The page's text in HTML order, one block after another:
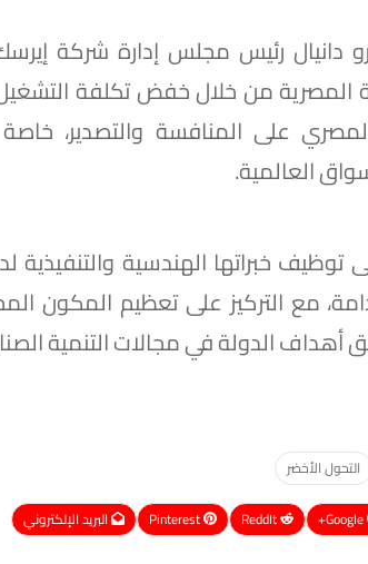
دانيال رئيس مجلس إدارة شركة
المصرية من خلال خفض تكلفة
على المنافسة والتصدير،
العالمية.
خبراتها الهندسية والتنفيذية
مع التركيز على تعظيم المكون
الدولة في مجالات التنمية
التحول الأخضر
Google+
ReddIt
Pinterest البريد الإلكتروني